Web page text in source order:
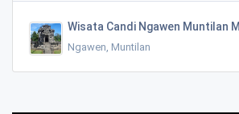
Wisata Candi Ngawen Muntilan
Ngawen, Muntilan